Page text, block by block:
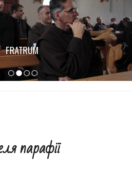
FRATRUM
парафії